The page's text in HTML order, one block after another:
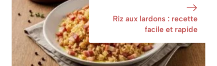
Riz aux lardons : recette
facile et rapide